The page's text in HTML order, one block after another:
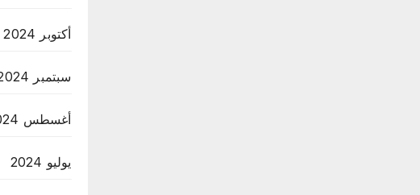
أكتوبر 2024
سبتمبر 2024
أغسطس 2024
يوليو 2024